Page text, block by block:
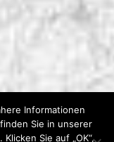
Informationen
Sie in unserer
Sie auf „OK“,